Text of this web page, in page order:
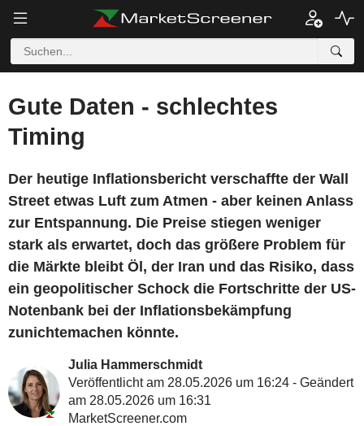
Gute Daten - schlechtes
Timing
Der heutige Inflationsbericht verschaffte der Wall
Street etwas Luft zum Atmen - aber keinen Anlass
zur Entspannung. Die Preise stiegen weniger
stark als erwartet, doch das größere Problem für
die Märkte bleibt Öl, der Iran und das Risiko, dass
ein geopolitischer Schock die Fortschritte der US-
Notenbank bei der Inflationsbekämpfung
zunichtemachen könnte.
Julia Hammerschmidt
Veröffentlicht am 28.05.2026 um 16:24 - Geändert
am 28.05.2026 um 16:31
MarketScreener.com